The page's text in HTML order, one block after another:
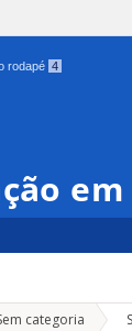
rodapé 4
categoria »